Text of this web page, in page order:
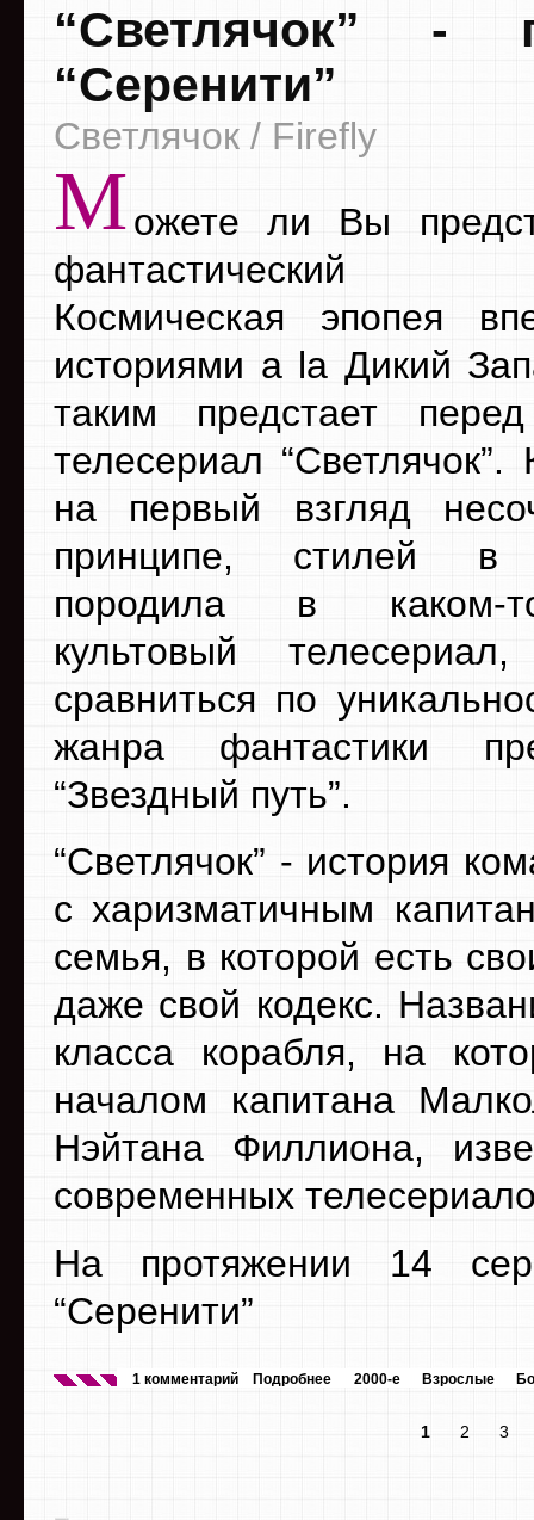
“Светлячок” -
“Серенити”
Светлячок / Firefly
Можете ли Вы
фантастический
Космическая эпопея
историями а la Дикий
таким предстает
телесериал “Светлячок”.
на первый взгляд
принципе, стилей в
породила в каком-
культовый
сравниться по
жанра фантастики
“Звездный путь”.
“Светлячок” - история
с харизматичным
семья, в которой есть
даже свой кодекс.
класса корабля, на
началом капитана
Нэйтана Филлиона,
современных
На протяжении 14
“Серенити”
2000-е Взрослые
1 комментарий Подробнее
1 2 3